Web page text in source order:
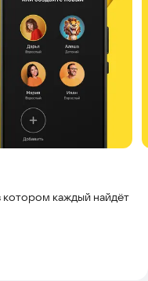
котором каждый найдёт